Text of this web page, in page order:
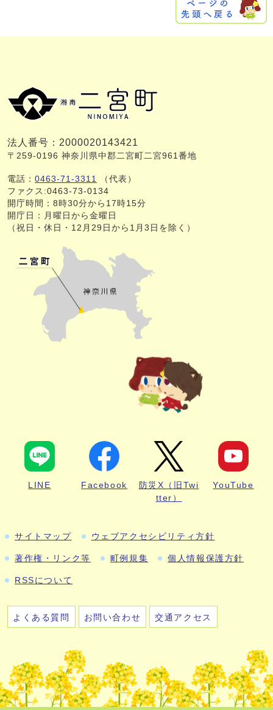
法人番号：2000020143421
〒259-0196 神奈川県中郡二宮町二宮961番地
電話： 0463-71-3311
（代表）
ファクス:0463-73-0134
開庁時間：8時30分から17時15分
開庁日：月曜日から金曜日
（祝日・休日・12月29日から1月3日を除く）
LINE Facebook
防災X（旧Twi
tter）
YouTube
サイトマップ ウェブアクセシビリティ方針
著作権・リンク等 町例規集 個人情報保護方針
RSSについて
よくある質問 お問い合わせ 交通アクセス